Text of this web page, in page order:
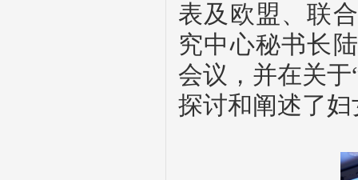
表及欧盟、联
究中心秘书长
会议，并在关
探讨和阐述了